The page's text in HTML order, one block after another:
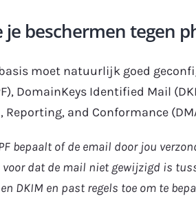
je beschermen tegen
moet natuurlijk goed
DomainKeys Identified Mail
and Conformance
bepaalt of de email door jou
dat de mail niet gewijzigd is
DKIM en past regels toe om te